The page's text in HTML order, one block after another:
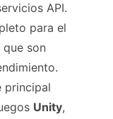
API.
para el
son
principal
Unity,